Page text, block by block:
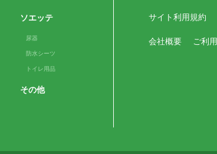
ソエッテ
尿器
防水シーツ
トイレ用品
その他
サイト利用規約
会社概要 ご利